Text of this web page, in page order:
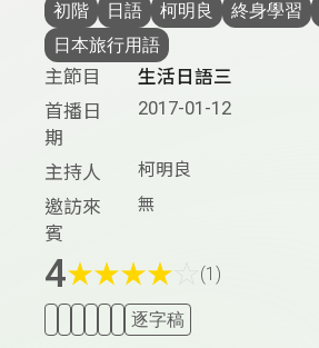
初階 日語 柯明良 終身學習
日本旅行用語
主節目
生活日語三
首播日
期
2017-01-12
主持人 柯明良
邀訪來
賓
無
4★★★★ (1)
逐字稿